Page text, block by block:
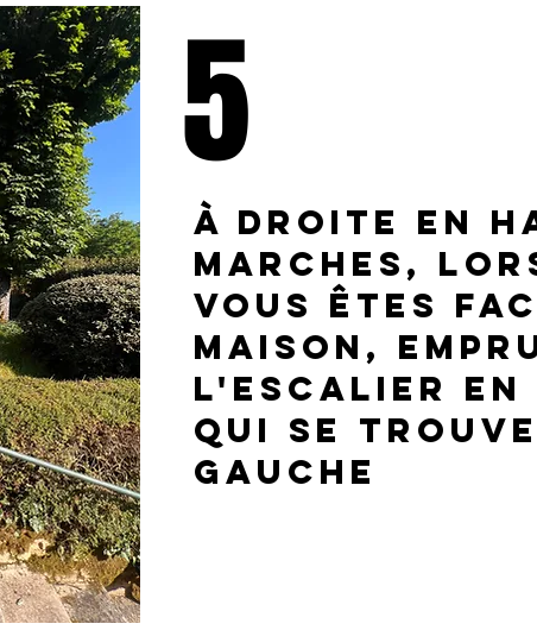
5
à droite en
marches,
vous êtes
maison,
l'escalier en
qui se
gauche